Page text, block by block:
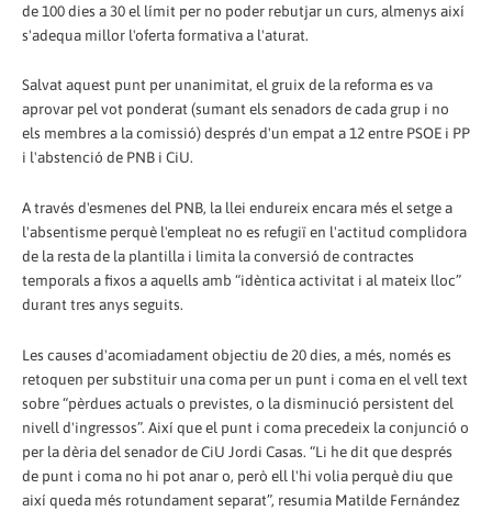
de 100 dies a 30 el límit per no poder rebutjar un curs, almenys així
s'adequa millor l'oferta formativa a l'aturat.
Salvat aquest punt per unanimitat, el gruix de la reforma es va
aprovar pel vot ponderat (sumant els senadors de cada grup i no
els membres a la comissió) després d'un empat a 12 entre PSOE i PP
i l'abstenció de PNB i CiU.
A través d'esmenes del PNB, la llei endureix encara més el setge a
l'absentisme perquè l'empleat no es refugiï en l'actitud complidora
de la resta de la plantilla i limita la conversió de contractes
temporals a fixos a aquells amb “idèntica activitat i al mateix lloc”
durant tres anys seguits.
Les causes d'acomiadament objectiu de 20 dies, a més, només es
retoquen per substituir una coma per un punt i coma en el vell text
sobre “pèrdues actuals o previstes, o la disminució persistent del
nivell d'ingressos”. Així que el punt i coma precedeix la conjunció o
per la dèria del senador de CiU Jordi Casas. “Li he dit que després
de punt i coma no hi pot anar o, però ell l'hi volia perquè diu que
així queda més rotundament separat”, resumia Matilde Fernández